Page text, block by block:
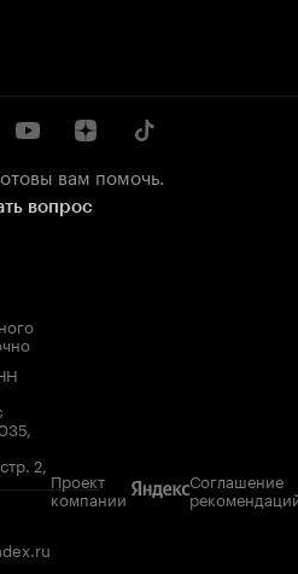
вам помочь.
вопрос
2,
Проект
компании
Соглашение